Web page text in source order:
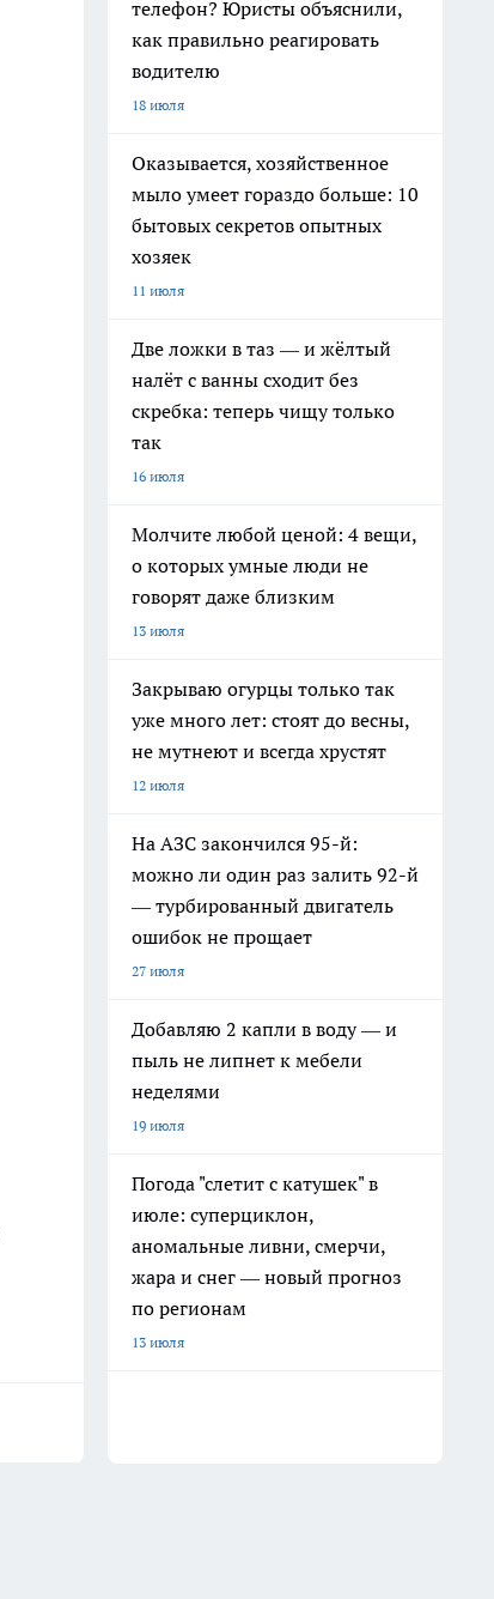
телефон? Юристы объяснили,
как правильно реагировать
водителю
18 июля
Оказывается, хозяйственное
мыло умеет гораздо больше: 10
бытовых секретов опытных
хозяек
11 июля
Две ложки в таз — и жёлтый
налёт с ванны сходит без
скребка: теперь чищу только
так
16 июля
Молчите любой ценой: 4 вещи,
о которых умные люди не
говорят даже близким
13 июля
Закрываю огурцы только так
уже много лет: стоят до весны,
не мутнеют и всегда хрустят
12 июля
На АЗС закончился 95-й:
можно ли один раз залить 92-й
— турбированный двигатель
ошибок не прощает
27 июля
Добавляю 2 капли в воду — и
пыль не липнет к мебели
неделями
19 июля
Погода "слетит с катушек" в
июле: суперциклон,
аномальные ливни, смерчи,
жара и снег — новый прогноз
по регионам
13 июля